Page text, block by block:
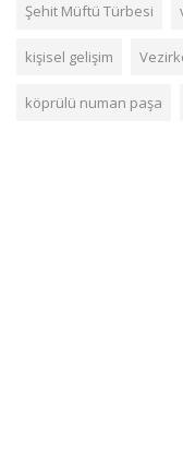
Şehit Müftü Türbesi
kişisel gelişim
köprülü numan paşa